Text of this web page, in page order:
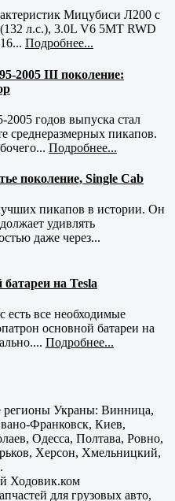
Мицубиси Л200 с
л.с.), 3.0L V6 5MT RWD
Подробнее...
2005 III поколение:
годов выпуска стал
среднеразмерных пикапов.
Подробнее...
поколение, Single Cab
пикапов в истории. Он
удивлять
даже через...
на Tesla
есть все необходимые
основной батареи на
Подробнее...
регионы Украны: Винница,
Франковск, Киев,
Одесса, Полтава, Ровно,
Херсон, Хмельницкий,
Ходовик.ком
для грузовых авто,